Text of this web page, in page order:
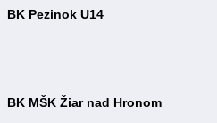
BK Pezinok U14
BK MŠK Žiar nad Hronom